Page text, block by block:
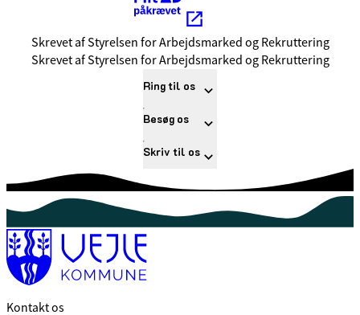
Kræver MitID
Skrevet af Styrelsen for Arbejdsmarked og Rekruttering
Skrevet af Styrelsen for Arbejdsmarked og Rekruttering
Ring til os
Besøg os
Skriv til os
Kontakt os